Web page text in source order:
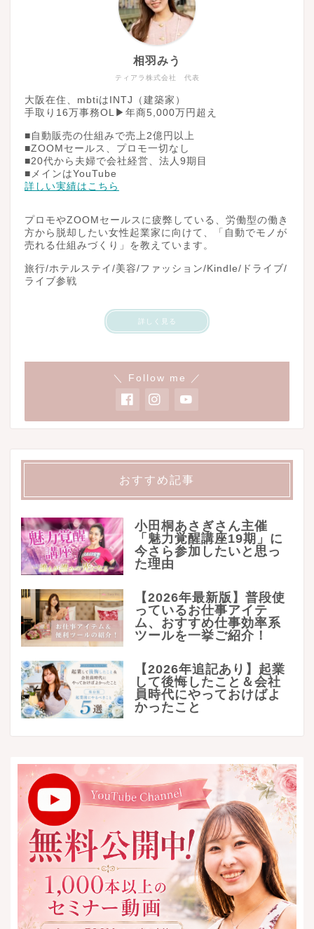
ティアラ株式会社 代表
相羽みう
大阪在住、mbtiはINTJ（建築家）
手取り16万事務OL▶︎年商5,000万円超え
■自動販売の仕組みで売上2億円以上
■ZOOMセールス、プロモ一切なし
■20代から夫婦で会社経営、法人9期目
■メインはYouTube
詳しい実績はこちら
プロモやZOOMセールスに疲弊している、労働型の働き
方から脱却したい女性起業家に向けて、「自動でモノが
売れる仕組みづくり」を教えています。
旅行/ホテルステイ/美容/ファッション/Kindle/ドライブ/
ライブ参戦
詳しく見る
＼ Follow me ／
おすすめ記事
小田桐あさぎさん主催
「魅力覚醒講座19期」に
今さら参加したいと思っ
た理由
【2026年最新版】普段使
っているお仕事アイテ
ム、おすすめ仕事効率系
ツールを一挙ご紹介！
【2026年追記あり】起業
して後悔したこと＆会社
員時代にやっておけばよ
かったこと